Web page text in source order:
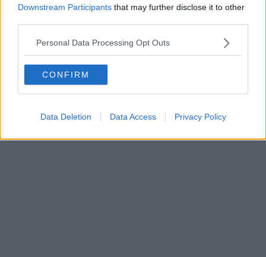
Downstream Participants that may further disclose it to other
Personal Data Processing Opt Outs
CONFIRM
Data Deletion Data Access Privacy Policy